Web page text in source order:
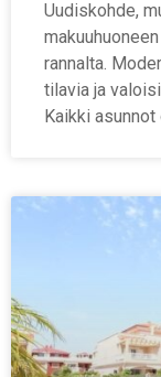
Uudiskohde,
rannalta.
tilavia ja
Kaikki asunnot